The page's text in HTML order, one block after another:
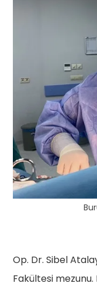
Op. Dr. Sibel
Fakültesi